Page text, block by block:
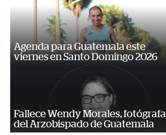
Agenda para Guatemala este
viernes en Santo Domingo 2026
Fallece Wendy Morales, fotógrafa
del Arzobispado de Guatemala